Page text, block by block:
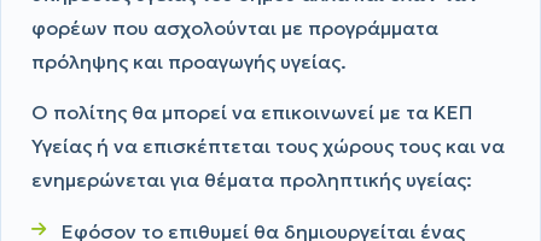
φορέων που ασχολούνται με προγράμματα
πρόληψης και προαγωγής υγείας.
Ο πολίτης θα μπορεί να επικοινωνεί με τα ΚΕΠ
Υγείας ή να επισκέπτεται τους χώρους τους και να
ενημερώνεται για θέματα προληπτικής υγείας:
Εφόσον το επιθυμεί θα δημιουργείται ένας